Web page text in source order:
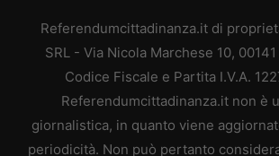
Referendumcittadinanza.it di
SRL - Via Nicola Marchese 10,
Codice Fiscale e Partita I.V.A.
Referendumcittadinanza.it non è
giornalistica, in quanto viene
periodicità. Non può pertanto